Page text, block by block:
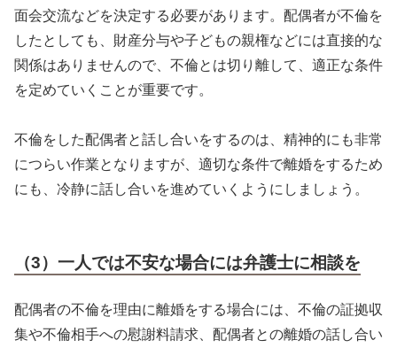
面会交流などを決定する必要があります。配偶者が不倫を
したとしても、財産分与や子どもの親権などには直接的な
関係はありませんので、不倫とは切り離して、適正な条件
を定めていくことが重要です。
不倫をした配偶者と話し合いをするのは、精神的にも非常
につらい作業となりますが、適切な条件で離婚をするため
にも、冷静に話し合いを進めていくようにしましょう。
（3）一人では不安な場合には弁護士に相談を
配偶者の不倫を理由に離婚をする場合には、不倫の証拠収
集や不倫相手への慰謝料請求、配偶者との離婚の話し合い